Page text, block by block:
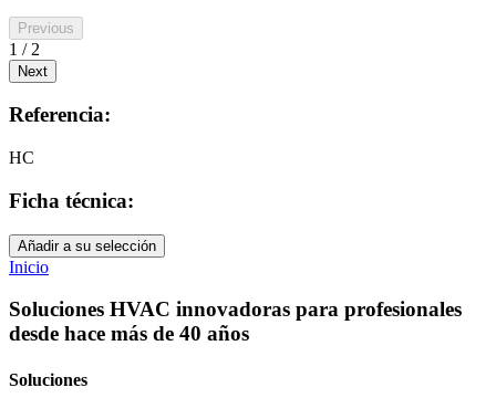
Previous
1 / 2
Next
Referencia:
HC
Ficha técnica:
Añadir a su selección
Inicio
Soluciones HVAC innovadoras para profesionales
desde hace más de 40 años
Soluciones